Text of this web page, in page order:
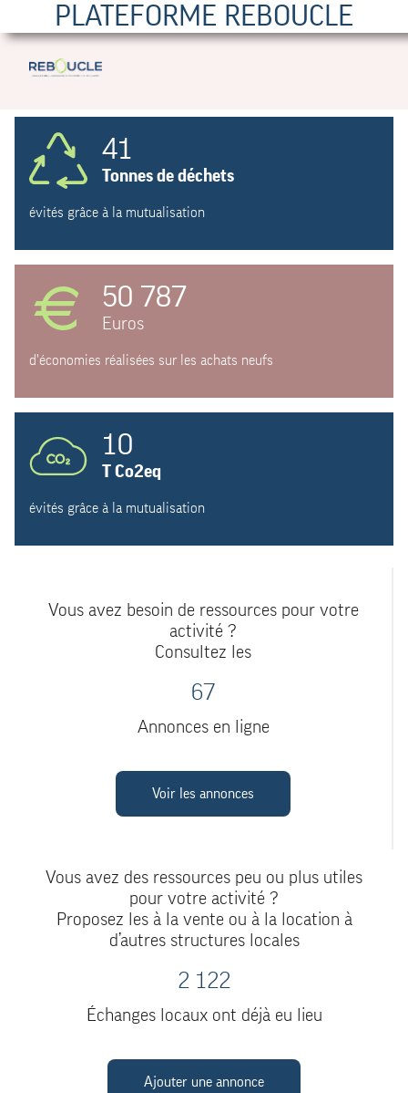
PLATEFORME REBOUCLE
41
Tonnes de déchets
évités grâce à la mutualisation
50 787
Euros
d'économies réalisées sur les achats neufs
10
T Co2eq
évités grâce à la mutualisation
Vous avez besoin de ressources pour votre
activité ?
Consultez les
67
Annonces en ligne
Voir les annonces
Vous avez des ressources peu ou plus utiles
pour votre activité ?
Proposez les à la vente ou à la location à
d’autres structures locales
2 122
Échanges locaux ont déjà eu lieu
Ajouter une annonce